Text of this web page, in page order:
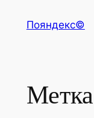
Пояндекс©